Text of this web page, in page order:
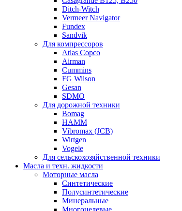
Ditch-Witch
Vermeer Navigator
Fundex
Sandvik
Для компрессоров
Atlas Copco
Airman
Cummins
FG Wilson
Gesan
SDMO
Для дорожной техники
Bomag
HAMM
Vibromax (JCB)
Wirtgen
Vogele
Для сельскохозяйственной техники
Масла и техн. жидкости
Моторные масла
Синтетические
Полусинтетические
Минеральные
Многоцелевые